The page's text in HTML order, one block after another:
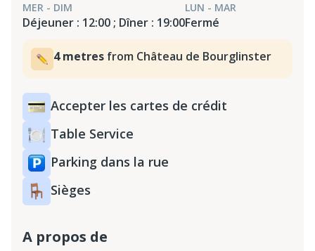
MER - DIM
Déjeuner : 12:00 ; Dîner : 19:00
LUN - MAR
Fermé
4 metres from Château de Bourglinster
Accepter les cartes de crédit
Table Service
Parking dans la rue
Sièges
A propos de